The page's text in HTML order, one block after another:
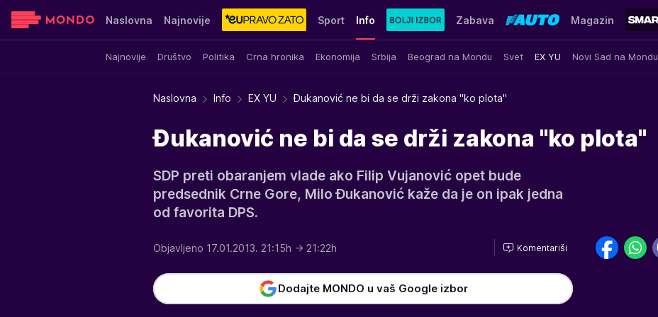
Naslovna Najnovije Sport Info
Najnovije Društvo Politika Crna hronika Ekonomija Srbija Beograd na Mondu Svet EX YU Novi Sad na Mondu
Zabava Magazin
Sensa Stvar ukusa Yumama
Naslovna Info EX YU Đukanović ne bi da se drži zakona "ko plota"
Đukanović ne bi da se drži zakona "ko plota"
SDP preti obaranjem vlade ako Filip Vujanović opet bude
predsednik Crne Gore, Milo Đukanović kaže da je on ipak jedna
od favorita DPS.
Objavljeno 17.01.2013. 21:15h → 21:22h Komentariši
Dodajte MONDO u vaš Google izbor